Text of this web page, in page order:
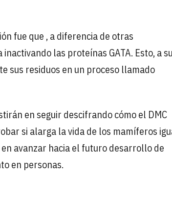
fue que , a diferencia de otras
las proteínas GATA. Esto, a su
sus residuos en un proceso llamado
en seguir descifrando cómo el DMC
si alarga la vida de los mamíferos
avanzar hacia el futuro desarrollo de
en personas.